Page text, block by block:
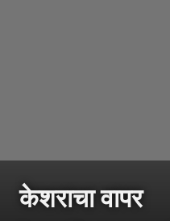
केशराचा वापर